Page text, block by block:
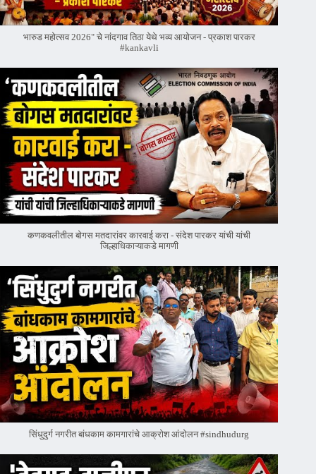
भारुड महोत्सव 2026" चे नांदगाव तिठा येथे भव्य आयोजन - प्रकाश पारकर
#kankavli
कणकवलीतील बोगस मतदारांवर‌ कारवाई करा - संदेश पारकर यांची यांची
जिल्हाधिकाऱ्याकडे मागणी
सिंधुदुर्ग नगरीत बांधकाम कामगारांचे आक्रोश आंदोलन #sindhudurg